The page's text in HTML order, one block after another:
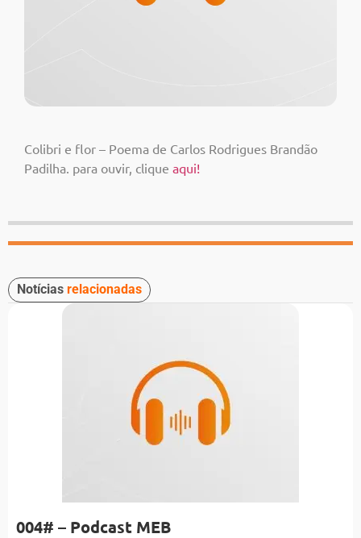
Colibri e flor – Poema de Carlos Rodrigues Brandão
Padilha. para ouvir, clique aqui!
Notícias relacionadas
004# – Podcast MEB